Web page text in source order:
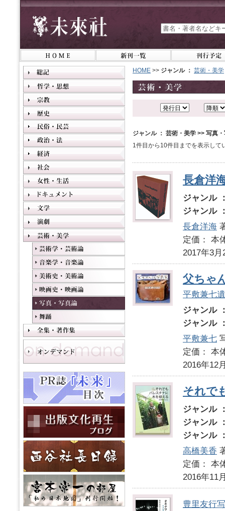
HOME >> ジャンル ： 芸術・美学
ジャンル ： 芸術・美学 >> 写真
1件目から10件目までを表示して
長倉洋
ジャンル
ジャンル
長倉洋海
定価：
2017年3月
父ちゃ
平敷兼七
ジャンル
ジャンル
平敷兼七
定価：
2016年12
それで
ジャンル
ジャンル
ジャンル
高橋美香
定価：
2016年11
豊里友行